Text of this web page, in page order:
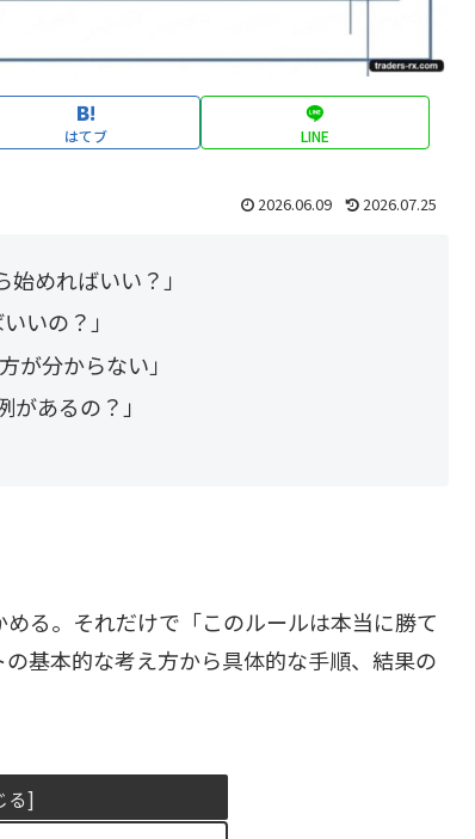
はてブ LINE
2026.06.09 2026.07.25
めればいい？」
いの？」
が分からない」
があるの？」
る。それだけで「このルールは本当に勝て
基本的な考え方から具体的な手順、結果の